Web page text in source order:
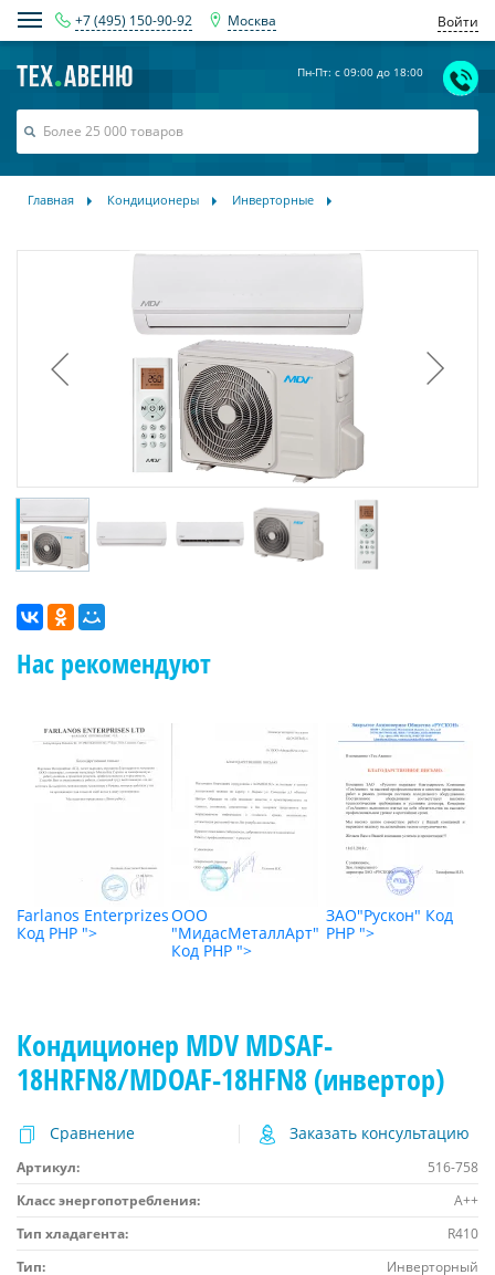
+7 (495) 150-90-92 Москва Войти
Пн-Пт: с 09:00 до 18:00
Главная Кондиционеры Инверторные
Нас рекомендуют
Farlanos Enterprizes
Код PHP ">
ООО
"МидасМеталлАрт"
Код PHP ">
ЗАО"Рускон" Код
PHP ">
Кондиционер MDV MDSAF-
18HRFN8/MDOAF-18HFN8 (инвертор)
Сравнение Заказать консультацию
Артикул:
516-758
Класс энергопотребления:
A++
Тип хладагента:
R410
Тип:
Инверторный